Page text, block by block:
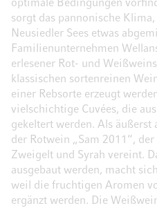
optimale Bedingungen
sorgt das pannonische
Neusiedler Sees etwas
Familienunternehmen
erlesener Rot- und
klassischen sortenreinen
einer Rebsorte erzeugt
vielschichtige Cuvées, die
gekeltert werden. Als äußerst
der Rotwein „Sam 2011“,
Zweigelt und Syrah vereint.
ausgebaut werden, macht
weil die fruchtigen Aromen
ergänzt werden. Die